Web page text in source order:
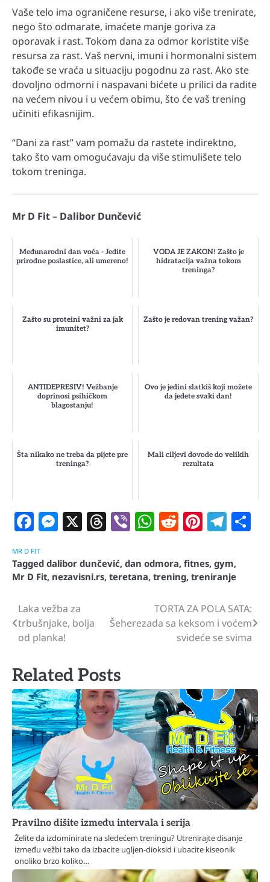
Vaše telo ima ograničene resurse, i ako više trenirate,
nego što odmarate, imaćete manje goriva za
oporavak i rast. Tokom dana za odmor koristite više
resursa za rast. Vaš nervni, imuni i hormonalni sistem
takođe se vraća u situaciju pogodnu za rast. Ako ste
dovoljno odmorni i naspavani bićete u prilici da radite
na većem nivou i u većem obimu, što će vaš trening
učiniti efikasnijim.
“Dani za rast” vam pomažu da rastete indirektno,
tako što vam omogućavaju da više stimulišete telo
tokom treninga.
Mr D Fit – Dalibor Dunčević
Međunarodni dan voća - Jedite
prirodne poslastice, ali umereno!
VODA JE ZAKON! Zašto je
hidratacija važna tokom
treninga?
Zašto su proteini važni za jak
imunitet?
Zašto je redovan trening važan?
ANTIDEPRESIV! Vežbanje
doprinosi psihičkom
blagostanju!
Ovo je jedini slatkiš koji možete
da jedete svaki dan!
Šta nikako ne treba da pijete pre
treninga?
Mali ciljevi dovode do velikih
rezultata
Facebook
Messenger
X Threads
ViberWhatsApp
Reddit
MR D FIT
Tagged dalibor dunčević, dan odmora, fitnes, gym,
Mr D Fit, nezavisni.rs, teretana, trening, treniranje
Navigacija
članaka
Laka vežba za
trbušnjake, bolja
od planka!
TORTA ZA POLA SATA:
Šeherezada sa keksom i voćem
svideće se svima
Related Posts
Pravilno dišite između intervala i serija
Želite da izdominirate na sledećem treningu? Utrenirajte disanje
između vežbi tako da izbacite ugljen-dioksid i ubacite kiseonik
onoliko brzo koliko…